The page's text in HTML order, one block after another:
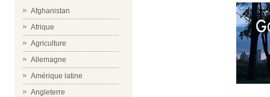
Afghanistan
Afrique
Agriculture
Allemagne
Amérique latine
Angleterre